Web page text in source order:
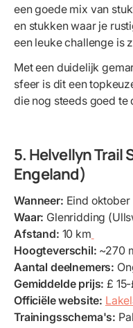
een goede mix van
en stukken waar je
een leuke challenge is
Met een duidelijk
sfeer is dit een
die nog steeds goed te
5. Helvellyn Trail
Engeland)
Wanneer: Eind oktober
Waar: Glenridding
Afstand: 10 km
Hoogteverschil: ~270
Aantal deelnemers:
Gemiddelde prijs: £
Officiële website:
Trainingsschema's: